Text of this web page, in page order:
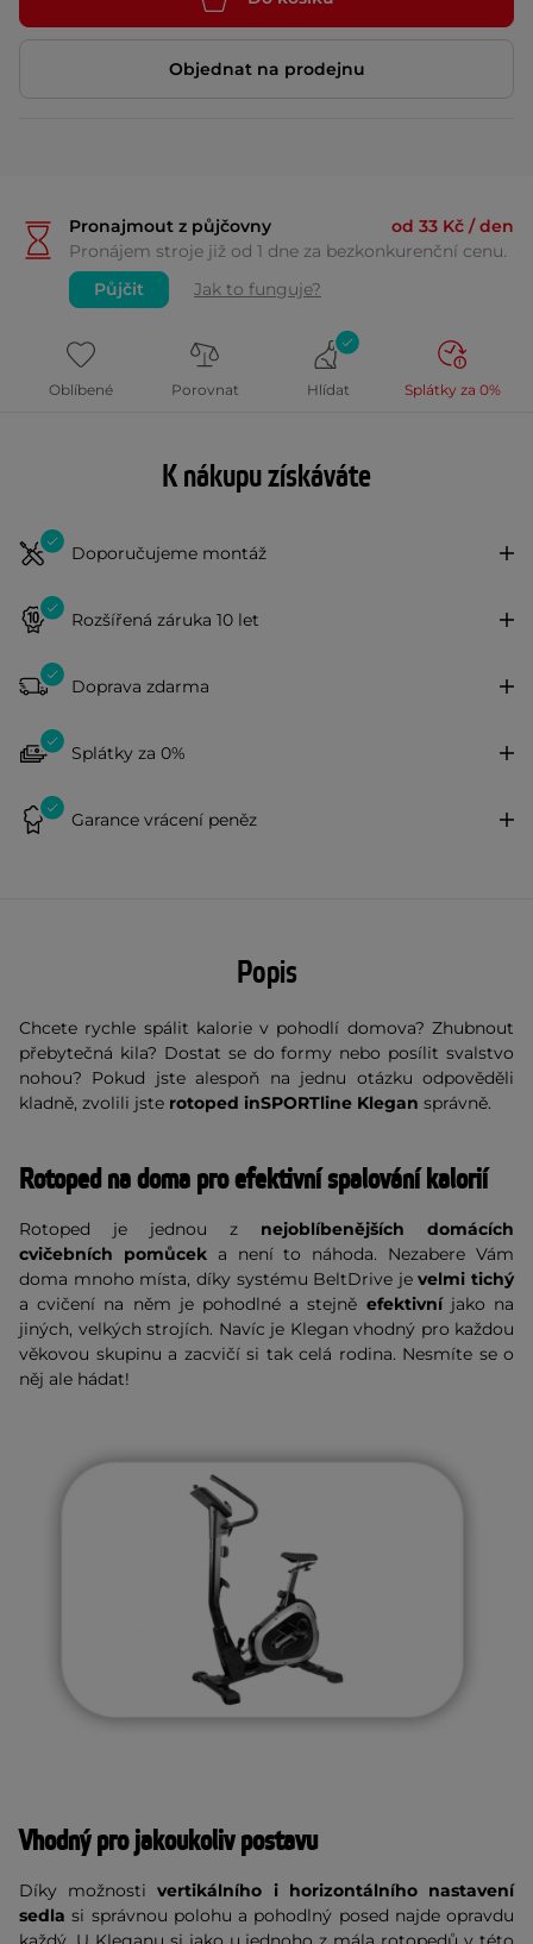
Objednat na prodejnu
od 33 Kč / den
Pronajmout z půjčovny
Pronájem stroje již od 1 dne za bezkonkurenční cenu.
Půjčit
Jak to funguje?
Oblíbené Porovnat Hlídat Splátky za 0%
K nákupu získáváte
Doporučujeme montáž
Rozšířená záruka 10 let
Doprava zdarma
Splátky za 0%
Garance vrácení peněz
Popis
Chcete rychle spálit kalorie v pohodlí domova? Zhubnout
přebytečná kila? Dostat se do formy nebo posílit svalstvo
nohou? Pokud jste alespoň na jednu otázku odpověděli
kladně, zvolili jste rotoped inSPORTline Klegan správně.
Rotoped na doma pro efektivní spalování kalorií
Rotoped je jednou z nejoblíbenějších domácích
cvičebních pomůceka není to náhoda. Nezabere Vám
doma mnoho místa, díky systému BeltDrive jevelmi tichý
a cvičení na něm je pohodlné a stejně efektivní jako na
jiných, velkých strojích. Navíc je Klegan vhodný pro každou
věkovou skupinu a zacvičí si tak celá rodina. Nesmíte se o
něj ale hádat!
Vhodný pro jakoukoliv postavu
Díky možnostivertikálního i horizontálního nastavení
sedla si správnou polohu a pohodlný posed najde opravdu